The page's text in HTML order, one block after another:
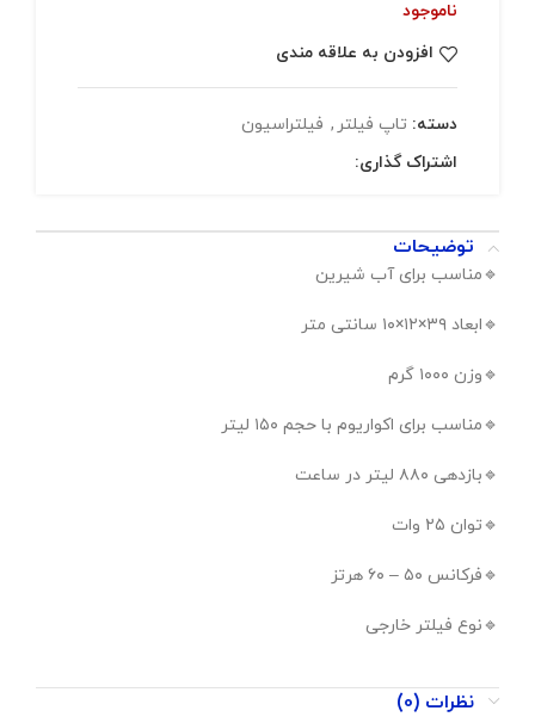
ناموجود
افزودن به علاقه مندی
دسته: تاپ فیلتر , فیلتراسیون
اشتراک گذاری:
توضیحات
🔹️مناسب برای آب شیرین
🔹️ابعاد ۳۹×۱۲×۱۰ سانتی متر
🔹️وزن ۱۰۰۰ گرم
🔹️مناسب برای اکواریوم با حجم ۱۵۰ لیتر
🔹️بازدهی ۸۸۰ لیتر در ساعت
🔹️توان ۲۵ وات
🔹️فرکانس ۵۰ – ۶۰ هرتز
🔹️نوع فیلتر خارجی
نظرات (0)